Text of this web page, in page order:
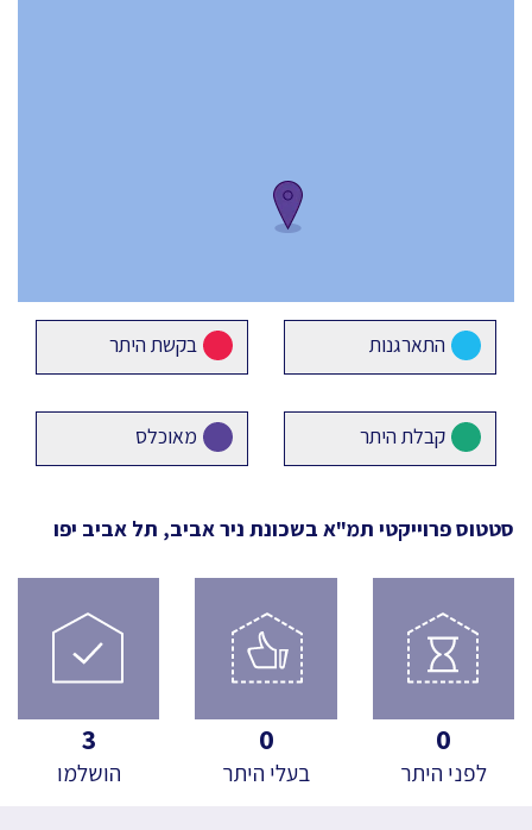
התארגנות בקשת היתר
קבלת היתר מאוכלס
סטטוס פרוייקטי תמ"א בשכונת ניר אביב, תל אביב יפו
0
לפני היתר
0
בעלי היתר
3
הושלמו